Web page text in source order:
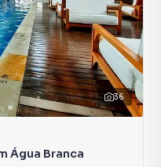
36
Água Branca